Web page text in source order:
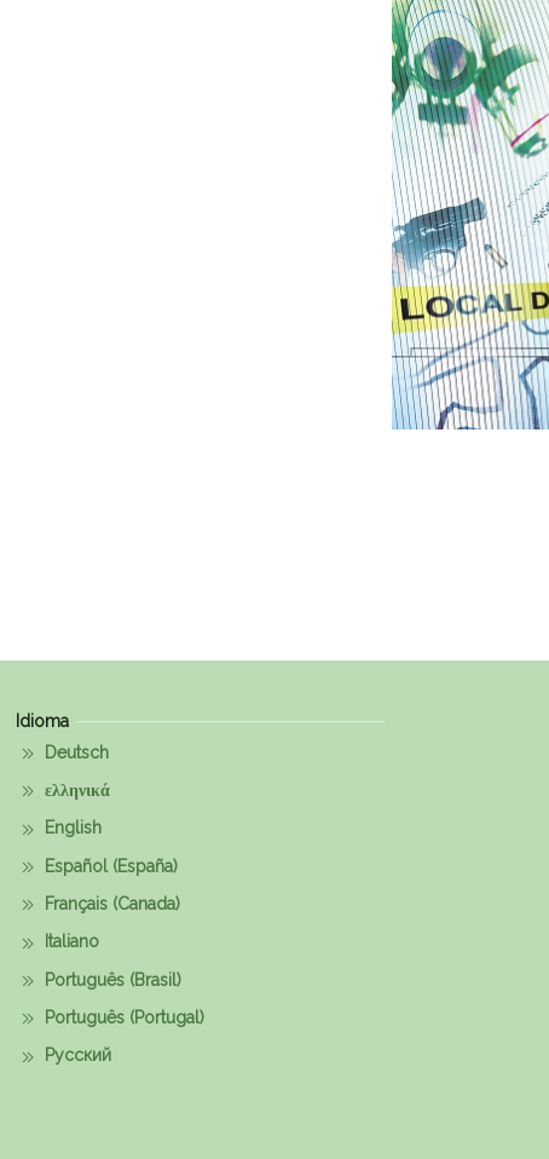
Idioma
Deutsch
ελληνικά
English
Español (España)
Français (Canada)
Italiano
Português (Brasil)
Português (Portugal)
Русский